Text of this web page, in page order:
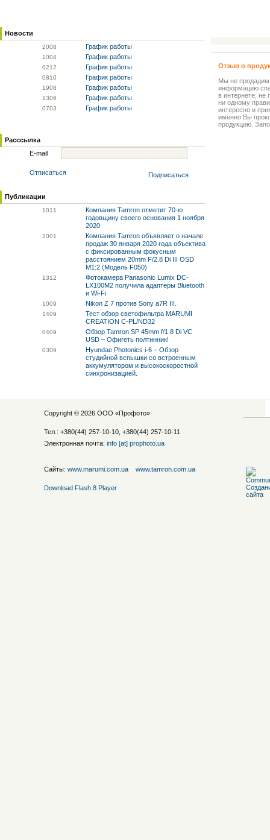
Новости
2008 График работы
1004 График работы
0212 График работы
0810 График работы
1908 График работы
1306 График работы
0703 График работы
Расссылка
E-mail
Отписаться Подписаться
Публикации
1011
Компания Tamron отметит 70-ю
годовщину своего основания 1 ноября
2020
2001
Компания Tamron объявляет о начале
продаж 30 января 2020 года объектива
с фиксированным фокусным
расстоянием 20mm F/2.8 Di III OSD
M1:2 (Модель F050)
1312
Фотокамера Panasonic Lumix DC-
LX100M2 получила адаптеры Bluetooth
и Wi-Fi
1009 Nikon Z 7 против Sony a7R III.
1409
Тест обзор светофильтра MARUMI
CREATION C-PL/ND32
0409
Обзор Tamron SP 45mm f/1.8 Di VC
USD – Офигеть полтинник!
0309
Hyundae Photonics i-6 – Обзор
студийной вспышки со встроенным
аккумулятором и высокоскоростной
синхронизацией.
Отзыв о
Мы не
информацию
в интернете, не
ни одному
интересно и
именно Вы
продукцию.
Copyright © 2026 ООО «Профото»
Тел.: +380(44) 257-10-10, +380(44) 257-10-11
Электронная почта: info [at] prophoto.ua
Сайты: www.marumi.com.ua www.tamron.com.ua
Download Flash 8 Player